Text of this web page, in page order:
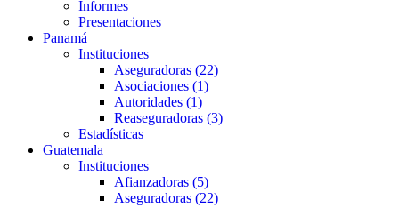
Informes
Presentaciones
Panamá
Instituciones
Aseguradoras (22)
Asociaciones (1)
Autoridades (1)
Reaseguradoras (3)
Estadísticas
Guatemala
Instituciones
Afianzadoras (5)
Aseguradoras (22)